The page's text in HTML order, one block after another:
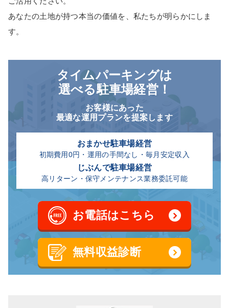
あなたの土地が持つ本当の価値を、私たちが明らかにしま
す。
タイムパーキングは
選べる駐車場経営！
お客様にあった
最適な運用プランを提案します
おまかせ駐車場経営
初期費用0円・運用の手間なし・毎月安定収入
じぶんで駐車場経営
高リターン・保守メンテナンス業務委託可能
お電話はこちら
無料収益診断